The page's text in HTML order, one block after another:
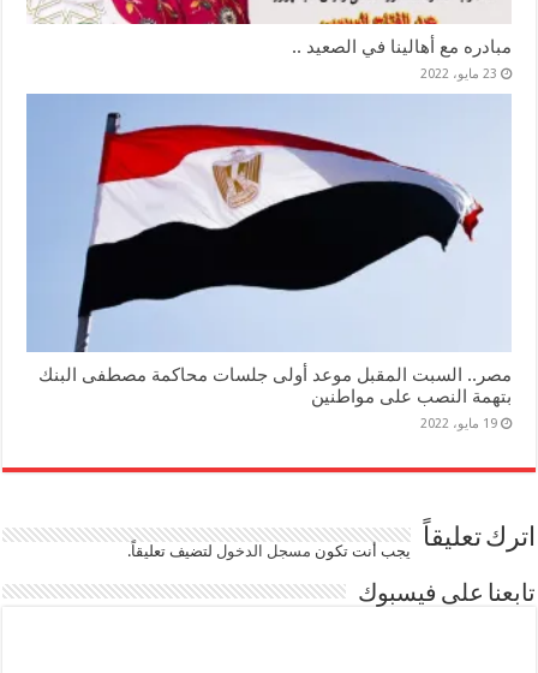
مبادره مع أهالينا في الصعيد ..
23 مايو، 2022
مصر.. السبت المقبل موعد أولى جلسات محاكمة مصطفى البنك
بتهمة النصب على مواطنين
19 مايو، 2022
اترك تعليقاً يجب أنت تكون مسجل الدخوللتضيف تعليقاً.
تابعنا على فيسبوك